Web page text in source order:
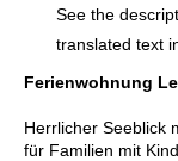
See the
translated text
Ferienwohnung
Herrlicher Seeblick
für Familien mit